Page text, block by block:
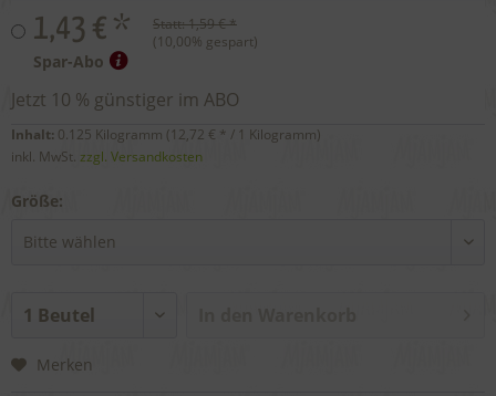
1,43 € * Statt:1,59 € *
(10,00% gespart)
Spar-Abo
Jetzt 10 % günstiger im ABO
Inhalt: 0.125 Kilogramm (12,72 € * / 1 Kilogramm)
inkl. MwSt. zzgl. Versandkosten
Größe:
Merken